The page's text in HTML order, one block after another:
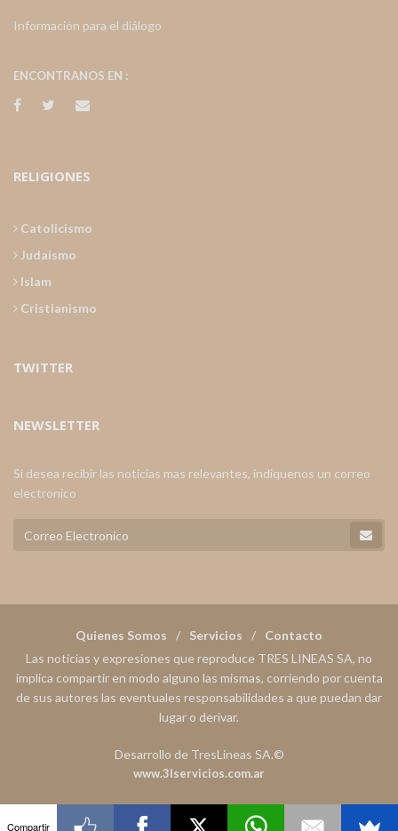
Información para el diálogo
ENCONTRANOS EN :
RELIGIONES
Catolicismo
Judaismo
Islam
Cristianismo
TWITTER
NEWSLETTER
Si desea recibir las noticias mas relevantes, indiquenos un correo
electronico
Quienes Somos Servicios
Contacto
Las noticias y expresiones que reproduce TRES LINEAS SA, no
implica compartir en modo alguno las mismas, corriendo por cuenta
de sus autores las eventuales responsabilidades a que puedan dar
lugar o derivar.
Desarrollo de TresLineas SA.©
www.3lservicios.com.ar
Compartir